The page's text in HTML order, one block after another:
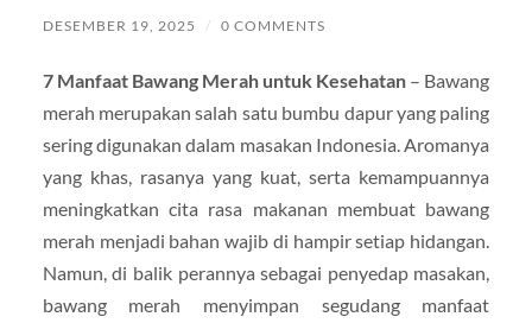
DESEMBER 19, 2025 / 0 COMMENTS
7 Manfaat Bawang Merah untuk Kesehatan – Bawang
merah merupakan salah satu bumbu dapur yang paling
sering digunakan dalam masakan Indonesia. Aromanya
yang khas, rasanya yang kuat, serta kemampuannya
meningkatkan cita rasa makanan membuat bawang
merah menjadi bahan wajib di hampir setiap hidangan.
Namun, di balik perannya sebagai penyedap masakan,
bawang merah menyimpan segudang manfaat